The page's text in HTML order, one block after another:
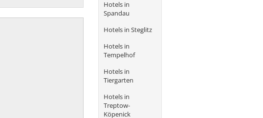
Hotels in
Spandau
Hotels in Steglitz
Hotels in
Tempelhof
Hotels in
Tiergarten
Hotels in
Treptow-
Köpenick